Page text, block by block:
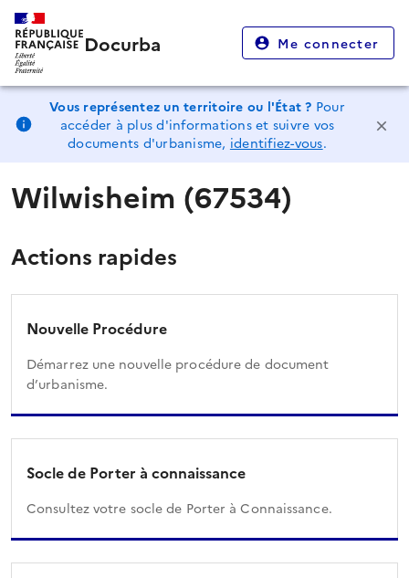
Docurba Me connecter
Vous représentez un territoire ou l'État ? Pour
accéder à plus d'informations et suivre vos
documents d'urbanisme, identifiez-vous.
Wilwisheim (67534)
Actions rapides
Nouvelle Procédure
Démarrez une nouvelle procédure de document
d’urbanisme.
Socle de Porter à connaissance
Consultez votre socle de Porter à Connaissance.